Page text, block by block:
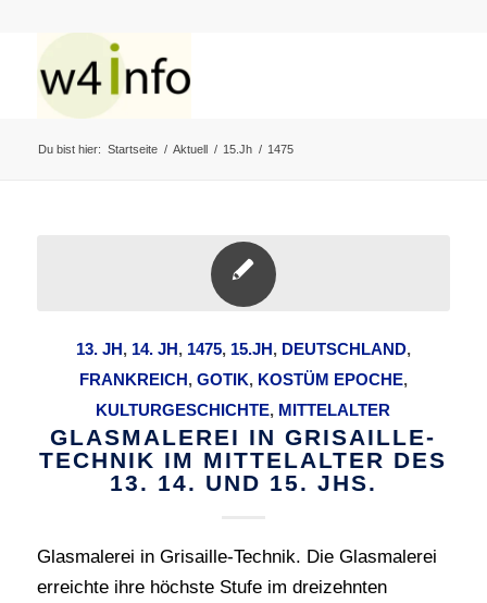
Du bist hier: Startseite / Aktuell / 15.Jh / 1475
13. JH, 14. JH, 1475, 15.JH, DEUTSCHLAND,
FRANKREICH, GOTIK, KOSTÜM EPOCHE,
KULTURGESCHICHTE, MITTELALTER
GLASMALEREI IN GRISAILLE-
TECHNIK IM MITTELALTER DES
13. 14. UND 15. JHS.
Glasmalerei in Grisaille-Technik. Die Glasmalerei
erreichte ihre höchste Stufe im dreizehnten